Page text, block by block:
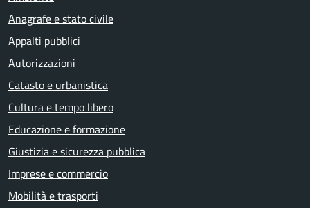
Anagrafe e stato civile
Appalti pubblici
Autorizzazioni
Catasto e urbanistica
Cultura e tempo libero
Educazione e formazione
Giustizia e sicurezza pubblica
Imprese e commercio
Mobilità e trasporti